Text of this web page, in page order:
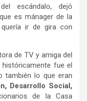
escándalo, dejó
es mánager de la
ir de gira con
de TV y amiga del
fue el
también lo que eran
Desarrollo Social,
de la Casa